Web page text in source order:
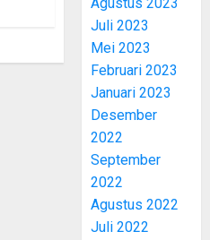
Juli 2023
Mei 2023
Februari 2023
Januari 2023
Desember
2022
September
2022
Agustus 2022
Juli 2022